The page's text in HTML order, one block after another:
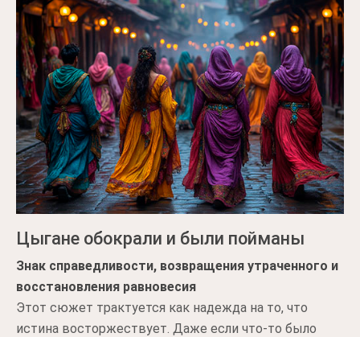
Цыгане обокрали и были пойманы
Знак справедливости, возвращения утраченного и
восстановления равновесия
Этот сюжет трактуется как надежда на то, что
истина восторжествует. Даже если что-то было